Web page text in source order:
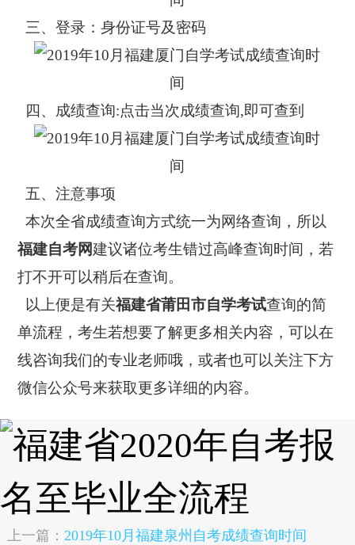
三、登录：身份证号及密码
四、成绩查询:点击当次成绩查询,即可查到
五、注意事项
本次全省成绩查询方式统一为网络查询，所以
福建自考网建议诸位考生错过高峰查询时间，若
打不开可以稍后在查询。
以上便是有关福建省莆田市自学考试查询的简
单流程，考生若想要了解更多相关内容，可以在
线咨询我们的专业老师哦，或者也可以关注下方
微信公众号来获取更多详细的内容。
上一篇：2019年10月福建泉州自考成绩查询时间